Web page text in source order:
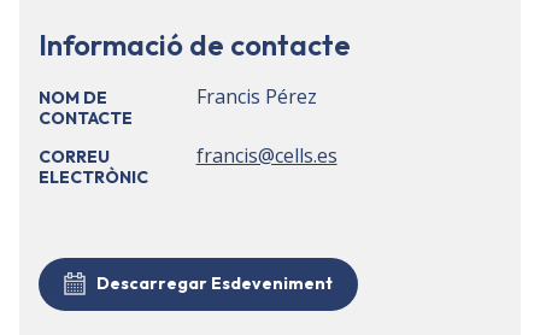
Informació de contacte
NOM DE
CONTACTE
Francis Pérez
CORREU
ELECTRÒNIC
francis@cells.es
Descarregar Esdeveniment